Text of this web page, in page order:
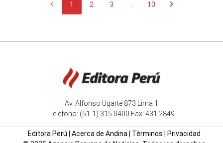
chevron_left 1 2 3 10 chevron_right
Av. Alfonso Ugarte 873 Lima 1
Teléfono: (51-1) 315 0400 Fax: 431 2849
Editora Perú Acerca de Andina| Términos
Privacidad